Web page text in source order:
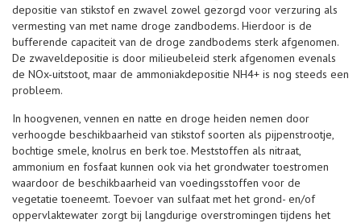
depositie van stikstof en zwavel zowel gezorgd voor verzuring als
vermesting van met name droge zandbodems. Hierdoor is de
bufferende capaciteit van de droge zandbodems sterk afgenomen.
De zwaveldepositie is door milieubeleid sterk afgenomen evenals
de NOx-uitstoot, maar de ammoniakdepositie NH4+ is nog steeds een
probleem.
In hoogvenen, vennen en natte en droge heiden nemen door
verhoogde beschikbaarheid van stikstof soorten als pijpenstrootje,
bochtige smele, knolrus en berk toe. Meststoffen als nitraat,
ammonium en fosfaat kunnen ook via het grondwater toestromen
waardoor de beschikbaarheid van voedingsstoffen voor de
vegetatie toeneemt. Toevoer van sulfaat met het grond- en/of
oppervlaktewater zorgt bij langdurige overstromingen tijdens het